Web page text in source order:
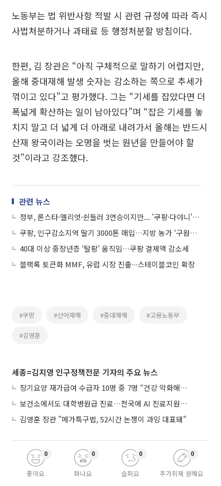
노동부는 법 위반사항 적발 시 관련 규정에 따라 즉시
사법처분하거나 과태료 등 행정처분할 방침이다.
한편, 김 장관은 “아직 구체적으로 말하기 어렵지만,
올해 중대재해 발생 숫자는 감소하는 쪽으로 추세가
꺾이고 있다”고 평가했다. 그는 “기세를 잡았다면 더
폭넓게 확산하는 일이 남아있다”며 “잡은 기세를 놓
치지 말고 더 넓게 더 아래로 내려가서 올해는 반드시
산재 왕국이라는 오명을 벗는 원년을 만들어야 할
것”이라고 강조했다.
관련 뉴스
정부, 론스타·엘리엇·쉰들러 3연승이지만... '쿠팡·다야니' ISDS 리스크 여전
쿠팡, 인구감소지역 딸기 3000톤 매입…지방 농가 ‘구원투수’ 자처
40대 이상 중장년층 ‘탈팡’ 움직임…쿠팡 결제액 감소세
블랙록 토큰화 MMF, 유럽 시장 진출∙∙∙스테이블코인 확장
#쿠팡 #산어재해 #중대재해 #고용노동부
#김영훈
세종=김지영 인구정책전문 기자의 주요 뉴스
장기요양 재가급여 수급자 10명 중 7명 “건강 악화해도 집에서”
보건소에서도 대학병원급 진료…전국에 AI 진료지원도구 보급
김영훈 장관 "메가특구법, 52시간 논쟁이 과잉 대표돼"
좋아요
0
화나요
0
슬퍼요
0
추가취재 원해요
0